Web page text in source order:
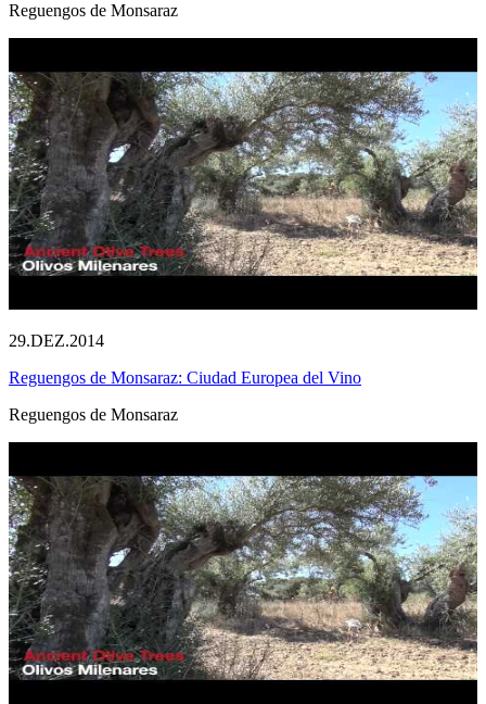
Reguengos de Monsaraz
29.DEZ.2014
Reguengos de Monsaraz: Ciudad Europea del Vino
Reguengos de Monsaraz